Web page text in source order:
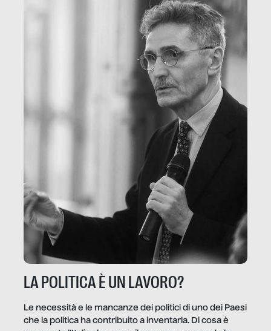
LA POLITICA È UN LAVORO?
Le necessità e le mancanze dei politici di uno dei Paesi
che la politica ha contribuito a inventarla. Di cosa è